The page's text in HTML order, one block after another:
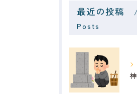
最近の投稿
Posts